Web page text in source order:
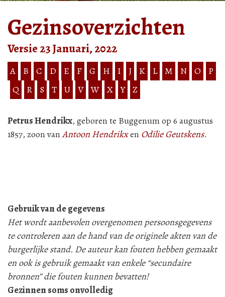
Gezinsoverzichten
Versie 23 Januari, 2022
A B C D E F G H I J K L M N O
P
Q
R S T U V W X Y Z
Petrus Hendrikx, geboren te Buggenum op 6 augustus
1857, zoon vanAntoon Hendrikxen Odilie Geutskens.
Gebruik van de gegevens
Het wordt aanbevolen overgenomen persoonsgegevens
te controleren aan de hand van de originele akten van de
burgerlijke stand. De auteur kan fouten hebben gemaakt
en ook is gebruik gemaakt van enkele “secundaire
bronnen” die fouten kunnen bevatten!
Gezinnen soms onvolledig